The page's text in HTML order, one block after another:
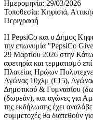
Ημερομηνία: 29/03/2026
Τοποθεσία: Κηφισιά,
Περιγραφή
Η PepsiCo και ο Δήμος
την επωνυμία "PepsiCo
29 Μαρτίου 2026 στην
αφετηρία και τερματισμό
Πλατείας Ηρώων
Αγώνας 10χλμ (€15),
Δημοτικού & Γυμνασίου
(δωρεάν), και αγώνες για
της εκδήλωσης έχει
συμμετοχές θα διατεθούν